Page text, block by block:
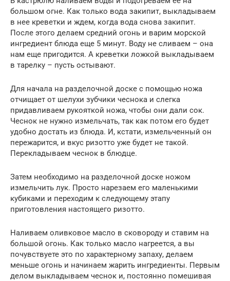
большом огне. Как только вода закипит, выкладываем
в нее креветки и ждем, когда вода снова закипит.
После этого делаем средний огонь и варим морской
ингредиент блюда еще 5 минут. Воду не сливаем – она
нам еще пригодится. А креветки ложкой выкладываем
в тарелку – пусть остывают.
Для начала на разделочной доске с помощью ножа
отчищает от шелухи зубчики чеснока и слегка
придавливаем рукояткой ножа, чтобы они дали сок.
Чеснок не нужно измельчать, так как потом его будет
удобно достать из блюда. И, кстати, измельченный он
пережарится, и вкус ризотто уже будет не такой.
Перекладываем чеснок в блюдце.
Затем необходимо на разделочной доске ножом
измельчить лук. Просто нарезаем его маленькими
кубиками и переходим к следующему этапу
приготовления настоящего ризотто.
Наливаем оливковое масло в сковороду и ставим на
большой огонь. Как только масло нагреется, а вы
почувствуете это по характерному запаху, делаем
меньше огонь и начинаем жарить ингредиенты. Первым
делом выкладываем чеснок и, постоянно помешивая